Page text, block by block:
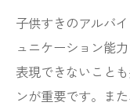
子供すきのアルバ
ュニケーション能
表現できないこと
ンが重要です。ま